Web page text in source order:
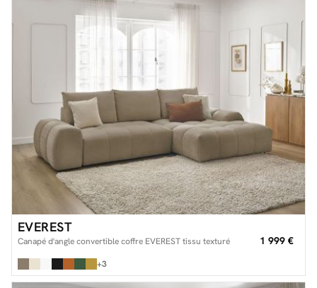
EVEREST
Canapé d'angle convertible coffre EVEREST tissu texturé 1 999 €
+3